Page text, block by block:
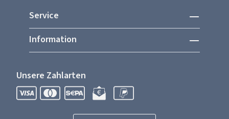
Service
Information
Unsere Zahlarten